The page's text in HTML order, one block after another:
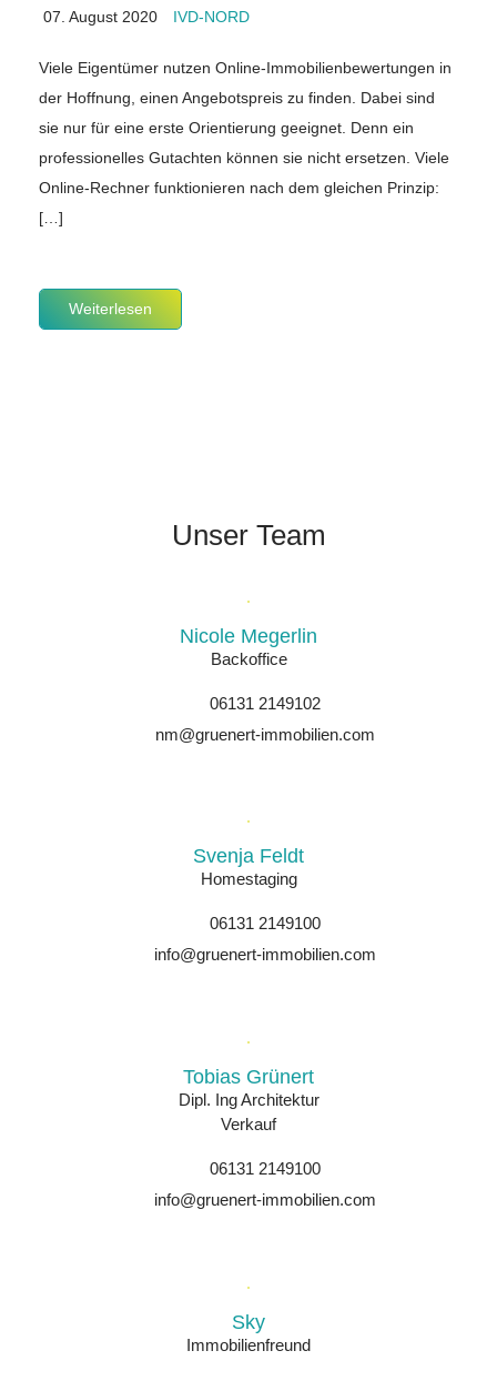
07. August 2020 IVD-NORD
Viele Eigentümer nutzen Online-Immobilienbewertungen in
der Hoffnung, einen Angebotspreis zu finden. Dabei sind
sie nur für eine erste Orientierung geeignet. Denn ein
professionelles Gutachten können sie nicht ersetzen. Viele
Online-Rechner funktionieren nach dem gleichen Prinzip:
[…]
Weiterlesen
Unser Team
Nicole Megerlin
Backoffice
06131 2149102
nm@gruenert-immobilien.com
Svenja Feldt
Homestaging
06131 2149100
info@gruenert-immobilien.com
Tobias Grünert
Dipl. Ing Architektur
Verkauf
06131 2149100
info@gruenert-immobilien.com
Sky
Immobilienfreund